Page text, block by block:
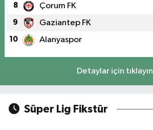
8 Çorum FK
9 Gaziantep FK
10 Alanyaspor
Detaylar için tıklayın
Süper Lig Fikstür